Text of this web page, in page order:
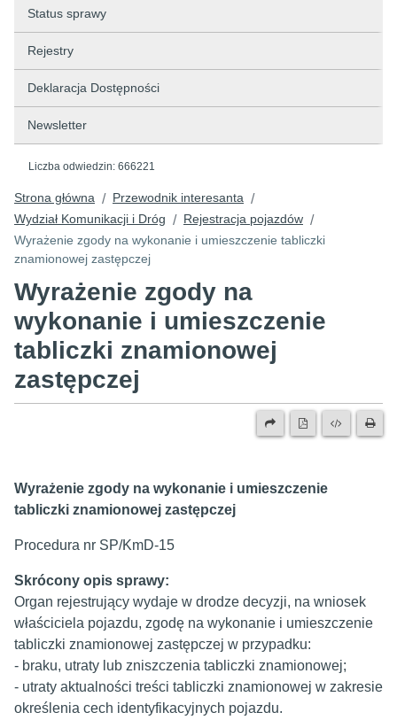
Status sprawy
Rejestry
Deklaracja Dostępności
Newsletter
Liczba odwiedzin: 666221
Strona główna / Przewodnik interesanta /
Wydział Komunikacji i Dróg / Rejestracja pojazdów /
Wyrażenie zgody na wykonanie i umieszczenie tabliczki
znamionowej zastępczej
Wyrażenie zgody na
wykonanie i umieszczenie
tabliczki znamionowej
zastępczej
Wyrażenie zgody na wykonanie i umieszczenie
tabliczki znamionowej zastępczej
Procedura nr SP/KmD-15
Skrócony opis sprawy:
Organ rejestrujący wydaje w drodze decyzji, na wniosek
właściciela pojazdu, zgodę na wykonanie i umieszczenie
tabliczki znamionowej zastępczej w przypadku:
- braku, utraty lub zniszczenia tabliczki znamionowej;
- utraty aktualności treści tabliczki znamionowej w zakresie
określenia cech identyfikacyjnych pojazdu.